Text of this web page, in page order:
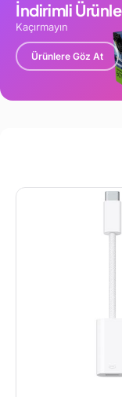
İndirimli
Kaçırmayın
Ürünlere Göz At